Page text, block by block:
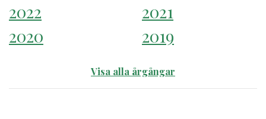
2022
2021
2020
2019
Visa alla årgångar